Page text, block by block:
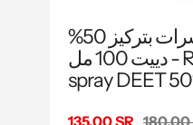
ريدكير سبراي طارد للحشرات بتركيز 50%
دييت 100 مل - Redcare insect repellent
spray DEET
سعر
135.00 SR السعر
180.00